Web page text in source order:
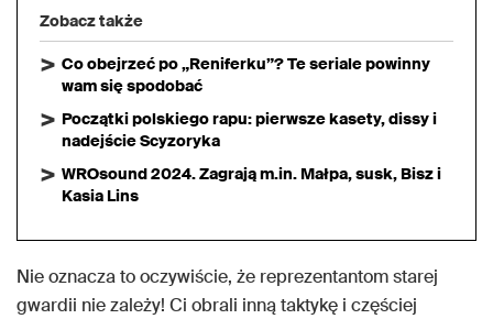
Zobacz także
Co obejrzeć po „Reniferku”? Te seriale powinny
wam się spodobać
Początki polskiego rapu: pierwsze kasety, dissy i
nadejście Scyzoryka
WROsound 2024. Zagrają m.in. Małpa, susk, Bisz i
Kasia Lins
Nie oznacza to oczywiście, że reprezentantom starej
gwardii nie zależy! Ci obrali inną taktykę i częściej